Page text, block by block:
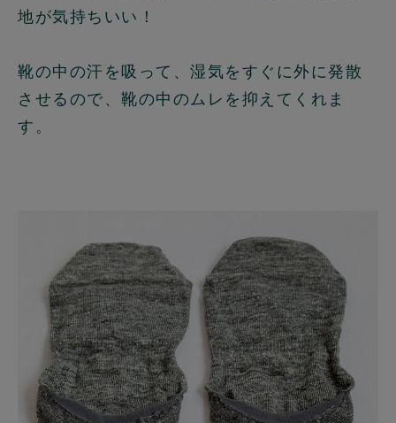
地が気持ちいい！
靴の中の汗を吸って、湿気をすぐに外に発散
させるので、靴の中のムレを抑えてくれま
す。